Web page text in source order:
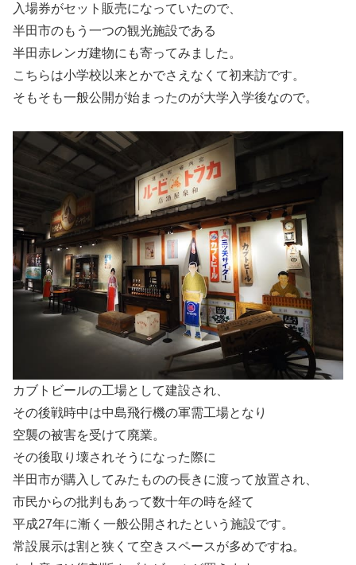
入場券がセット販売になっていたので、
半田市のもう一つの観光施設である
半田赤レンガ建物にも寄ってみました。
こちらは小学校以来とかでさえなくて初来訪です。
そもそも一般公開が始まったのが大学入学後なので。
カブトビールの工場として建設され、
その後戦時中は中島飛行機の軍需工場となり
空襲の被害を受けて廃業。
その後取り壊されそうになった際に
半田市が購入してみたものの長きに渡って放置され、
市民からの批判もあって数十年の時を経て
平成27年に漸く一般公開されたという施設です。
常設展示は割と狭くて空きスペースが多めですね。